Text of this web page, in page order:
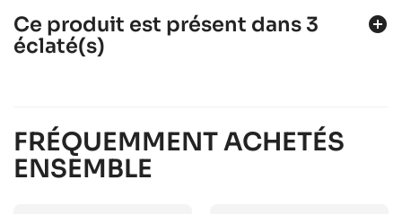
Ce produit est présent dans 3
éclaté(s)
add_circle
SODI SIGMA KZ 2022-2026
Châssis KZ chevron_rightSodi
SODI SIGMA RS3 2022-2026
FRÉQUEMMENT ACHETÉS
ENSEMBLE